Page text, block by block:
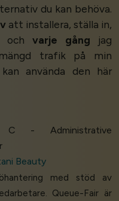
du kan behöva.
att installera, ställa in,
och varje gång jag
trafik på min
använda den här
C - Administrative
Beauty
med stöd av
Queue-Fair är